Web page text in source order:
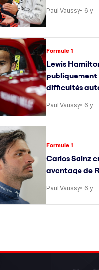
Paul Vaussy 6 y
Formule 1
Lewis
publiquement
difficultés
ingénieur de
Paul Vaussy 6 y
Formule 1
Carlos Sainz
avantage de
Paul Vaussy 6 y